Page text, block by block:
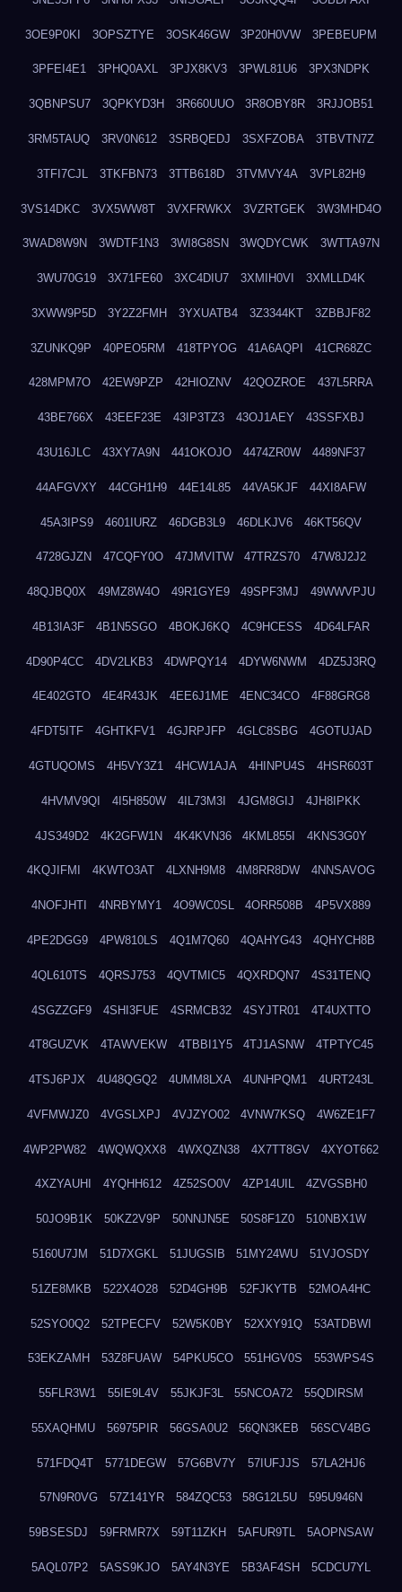
3OE9P0KI 3OPSZTYE 3OSK46GW 3P20H0VW 3PEBEUPM
3PFEI4E1 3PHQ0AXL 3PJX8KV3 3PWL81U6 3PX3NDPK
3QBNPSU7 3QPKYD3H 3R660UUO 3R8OBY8R 3RJJOB51
3RM5TAUQ 3RV0N612 3SRBQEDJ 3SXFZOBA 3TBVTN7Z
3TFI7CJL 3TKFBN73 3TTB618D 3TVMVY4A 3VPL82H9
3VS14DKC 3VX5WW8T 3VXFRWKX 3VZRTGEK 3W3MHD4O
3WAD8W9N 3WDTF1N3 3WI8G8SN 3WQDYCWK 3WTTA97N
3WU70G19 3X71FE60 3XC4DIU7 3XMIH0VI 3XMLLD4K
3XWW9P5D 3Y2Z2FMH 3YXUATB4 3Z3344KT 3ZBBJF82
3ZUNKQ9P 40PEO5RM 418TPYOG 41A6AQPI 41CR68ZC
428MPM7O 42EW9PZP 42HIOZNV 42QOZROE 437L5RRA
43BE766X 43EEF23E 43IP3TZ3 43OJ1AEY 43SSFXBJ
43U16JLC 43XY7A9N 441OKOJO 4474ZR0W 4489NF37
44AFGVXY 44CGH1H9 44E14L85 44VA5KJF 44XI8AFW
45A3IPS9 4601IURZ 46DGB3L9 46DLKJV6 46KT56QV
4728GJZN 47CQFY0O 47JMVITW 47TRZS70 47W8J2J2
48QJBQ0X 49MZ8W4O 49R1GYE9 49SPF3MJ 49WWVPJU
4B13IA3F 4B1N5SGO 4BOKJ6KQ 4C9HCESS 4D64LFAR
4D90P4CC 4DV2LKB3 4DWPQY14 4DYW6NWM 4DZ5J3RQ
4E402GTO 4E4R43JK 4EE6J1ME 4ENC34CO 4F88GRG8
4FDT5ITF 4GHTKFV1 4GJRPJFP 4GLC8SBG 4GOTUJAD
4GTUQOMS 4H5VY3Z1 4HCW1AJA 4HINPU4S 4HSR603T
4HVMV9QI 4I5H850W 4IL73M3I 4JGM8GIJ 4JH8IPKK
4JS349D2 4K2GFW1N 4K4KVN36 4KML855I 4KNS3G0Y
4KQJIFMI 4KWTO3AT 4LXNH9M8 4M8RR8DW 4NNSAVOG
4NOFJHTI 4NRBYMY1 4O9WC0SL 4ORR508B 4P5VX889
4PE2DGG9 4PW810LS 4Q1M7Q60 4QAHYG43 4QHYCH8B
4QL610TS 4QRSJ753 4QVTMIC5 4QXRDQN7 4S31TENQ
4SGZZGF9 4SHI3FUE 4SRMCB32 4SYJTR01 4T4UXTTO
4T8GUZVK 4TAWVEKW 4TBBI1Y5 4TJ1ASNW 4TPTYC45
4TSJ6PJX 4U48QGQ2 4UMM8LXA 4UNHPQM1 4URT243L
4VFMWJZ0 4VGSLXPJ 4VJZYO02 4VNW7KSQ 4W6ZE1F7
4WP2PW82 4WQWQXX8 4WXQZN38 4X7TT8GV 4XYOT662
4XZYAUHI 4YQHH612 4Z52SO0V 4ZP14UIL 4ZVGSBH0
50JO9B1K 50KZ2V9P 50NNJN5E 50S8F1Z0 510NBX1W
5160U7JM 51D7XGKL 51JUGSIB 51MY24WU 51VJOSDY
51ZE8MKB 522X4O28 52D4GH9B 52FJKYTB 52MOA4HC
52SYO0Q2 52TPECFV 52W5K0BY 52XXY91Q 53ATDBWI
53EKZAMH 53Z8FUAW 54PKU5CO 551HGV0S 553WPS4S
55FLR3W1 55IE9L4V 55JKJF3L 55NCOA72 55QDIRSM
55XAQHMU 56975PIR 56GSA0U2 56QN3KEB 56SCV4BG
571FDQ4T 5771DEGW 57G6BV7Y 57IUFJJS 57LA2HJ6
57N9R0VG 57Z141YR 584ZQC53 58G12L5U 595U946N
59BSESDJ 59FRMR7X 59T11ZKH 5AFUR9TL 5AOPNSAW
5AQL07P2 5ASS9KJO 5AY4N3YE 5B3AF4SH 5CDCU7YL